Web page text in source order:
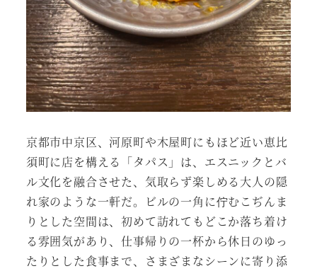
京都市中京区、河原町や木屋町にもほど近い恵比
須町に店を構える「タパス」は、エスニックとバ
ル文化を融合させた、気取らず楽しめる大人の隠
れ家のような一軒だ。ビルの一角に佇むこぢんま
りとした空間は、初めて訪れてもどこか落ち着け
る雰囲気があり、仕事帰りの一杯から休日のゆっ
たりとした食事まで、さまざまなシーンに寄り添